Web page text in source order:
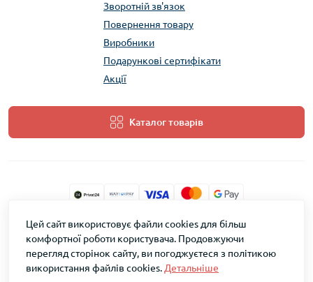
Зворотній зв'язок
Повернення товару
Виробники
Подарункові сертифікати
Акції
Каталог товарів
ТМ Скарб © 2026
Цей сайт використовує файли cookies для більш
комфортної роботи користувача. Продовжуючи
перегляд сторінок сайту, ви погоджуєтеся з політикою
використання файлів cookies. Детальніше